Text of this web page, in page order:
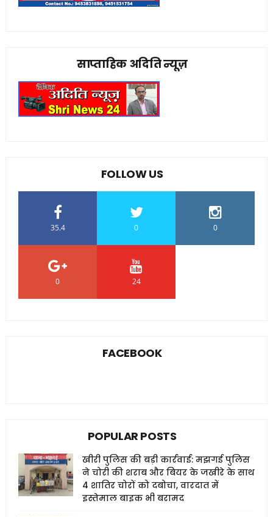
साप्ताहिक अदिति न्यूज़
FOLLOW US
35.4 0 0
0 24
FACEBOOK
POPULAR POSTS
खीरी पुलिस की बड़ी कार्रवाई: मझगई पुलिस
ने चोरी की शराब और बियर के जखीरे के साथ
4 शातिर चोरों को दबोचा, वारदात में
इस्तेमाल बाइक भी बरामद